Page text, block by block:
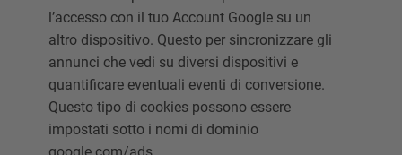
l’accesso con il tuo Account Google su un
altro dispositivo. Questo per sincronizzare gli
annunci che vedi su diversi dispositivi e
quantificare eventuali eventi di conversione.
Questo tipo di cookies possono essere
impostati sotto i nomi di dominio